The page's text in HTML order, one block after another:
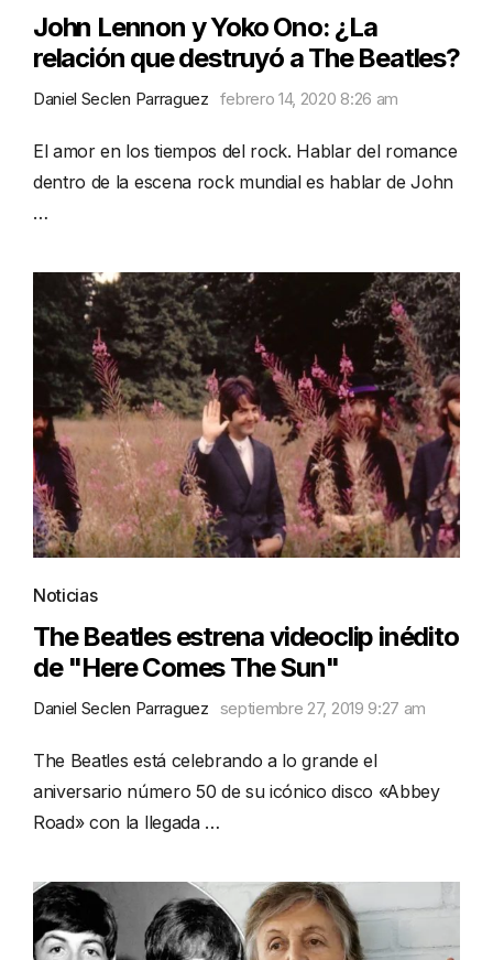
John Lennon y Yoko Ono: ¿La
relación que destruyó a The Beatles?
Daniel Seclen Parraguez febrero 14, 2020 8:26 am
El amor en los tiempos del rock. Hablar del romance
dentro de la escena rock mundial es hablar de John
…
Noticias
The Beatles estrena videoclip inédito
de "Here Comes The Sun"
Daniel Seclen Parraguez septiembre 27, 2019 9:27 am
The Beatles está celebrando a lo grande el
aniversario número 50 de su icónico disco «Abbey
Road» con la llegada …